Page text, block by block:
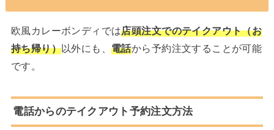
欧風カレーボンディでは店頭注文でのテイクアウト（お
持ち帰り）以外にも、電話から予約注文することが可能
です。
電話からのテイクアウト予約注文方法